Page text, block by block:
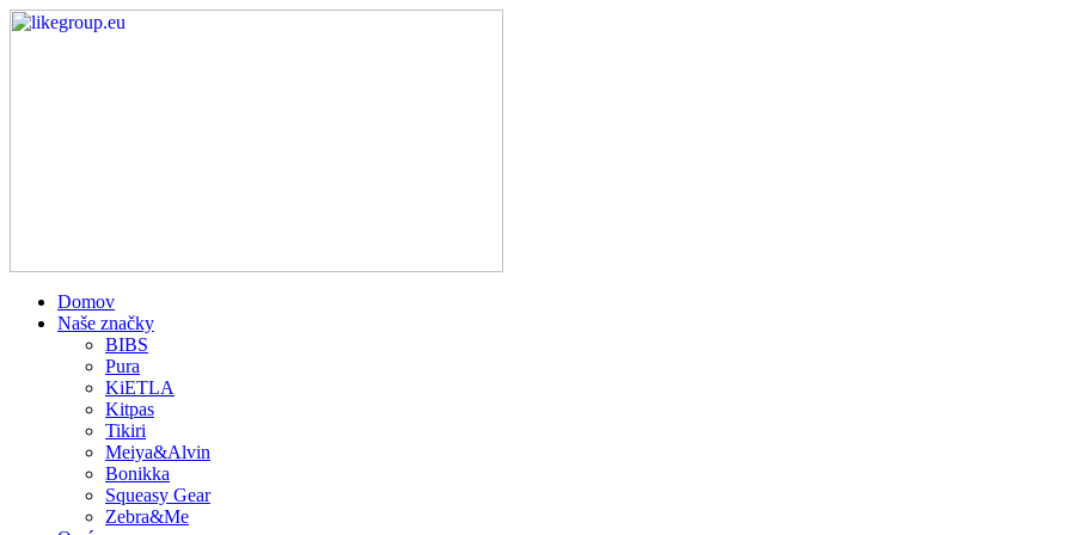
Domov
Naše značky
BIBS
Pura
KiETLA
Kitpas
Tikiri
Meiya&Alvin
Bonikka
Squeasy Gear
Zebra&Me